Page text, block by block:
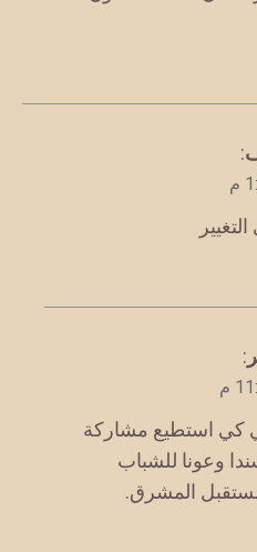
:
:
كي استطيع مشاركة
وعونا للشباب
المشرق.